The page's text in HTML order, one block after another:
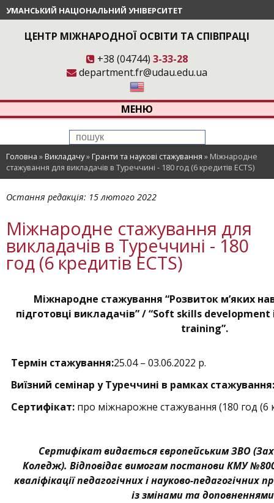
УМАНСЬКИЙ НАЦІОНАЛЬНИЙ УНІВЕРСИТЕТ
ЦЕНТР МІЖНАРОДНОЇ ОСВІТИ ТА СПІВПРАЦІ
+38 (04744) 3-33-28
department.fr@udau.edu.ua
МЕНЮ
Головна »Викладачу»Гранти та наукові стажування » Міжнародне
стажування для викладачів в Туреччині - 180 год (6 кредитів ECTS)
Остання редакція: 15 лютого 2022
Міжнародне стажування для
викладачів в Туреччині - 180
год (6 кредитів ECTS)
Міжнародне стажування “Розвиток м’яких
підготовці викладачів” / “Soft skills
training”.
Термін стажування:25.04 – 03.06.2022 р.
Виїзний семінар у Туреччині в рамках
Сертифікат: про міжнарожне стажування (180 год (6
Сертифікат видається європейським ЗВО
Коледж). Відповідає вимогам постанови КМУ
кваліфікації педагогічних і науково-педагогічних
із змінами та